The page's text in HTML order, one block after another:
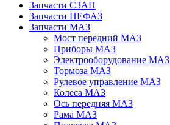
Запчасти СЗАП
Запчасти НЕФАЗ
Запчасти МАЗ
Мост передний МАЗ
Приборы МАЗ
Электрооборудование МАЗ
Тормоза МАЗ
Рулевое управление МАЗ
Колёса МАЗ
Ось передняя МАЗ
Рама МАЗ